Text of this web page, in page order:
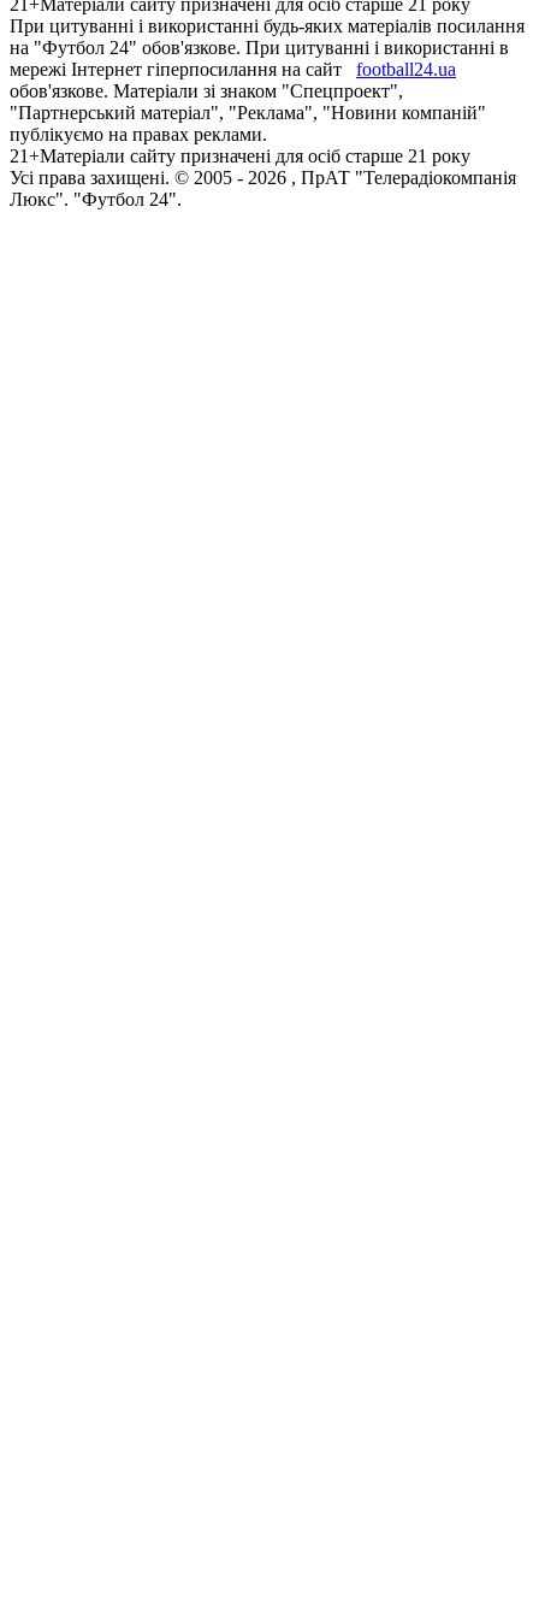
21+Матеріали сайту призначені для осіб старше 21 року
При цитуванні і використанні будь-яких матеріалів посилання
на "Футбол 24" обов'язкове. При цитуванні і використанні в
мережі Інтернет гіперпосилання на сайт
football24.ua
обов'язкове. Матеріали зі знаком "Спецпроект",
"Партнерський матеріал", "Реклама", "Новини компаній"
публікуємо на правах реклами.
21+Матеріали сайту призначені для осіб старше 21 року
Усi права захищенi. © 2005 - 2026 , ПрАТ "Телерадіокомпанія
Люкс". "Футбол 24".